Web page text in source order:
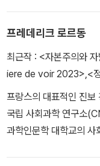
지 출신의 젊은 스파이
으로 일하면서 워터게이
횡무진 활약한다. 선·악,
물기에는 너무 복잡한
신없는 스파이 (『죽은
한 것은, 이보다 훨씬
명했다.”
oire contemporaine 반
4), 『Manuel
다.
프레데리크 로르동
최근작 : <자본주의와
iere de voir 2023> <
프랑스의 대표적인 진보
국립 사회과학 연구소
과학인문학 대학교의